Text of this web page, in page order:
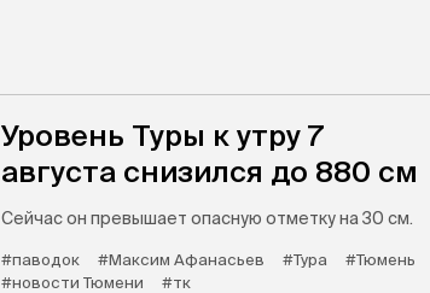
Уровень Туры к утру 7
августа снизился до 880 см
Сейчас он превышает опасную отметку на 30 см.
#паводок #Максим Афанасьев #Тура
#Тюмень
#новости Тюмени
#тк